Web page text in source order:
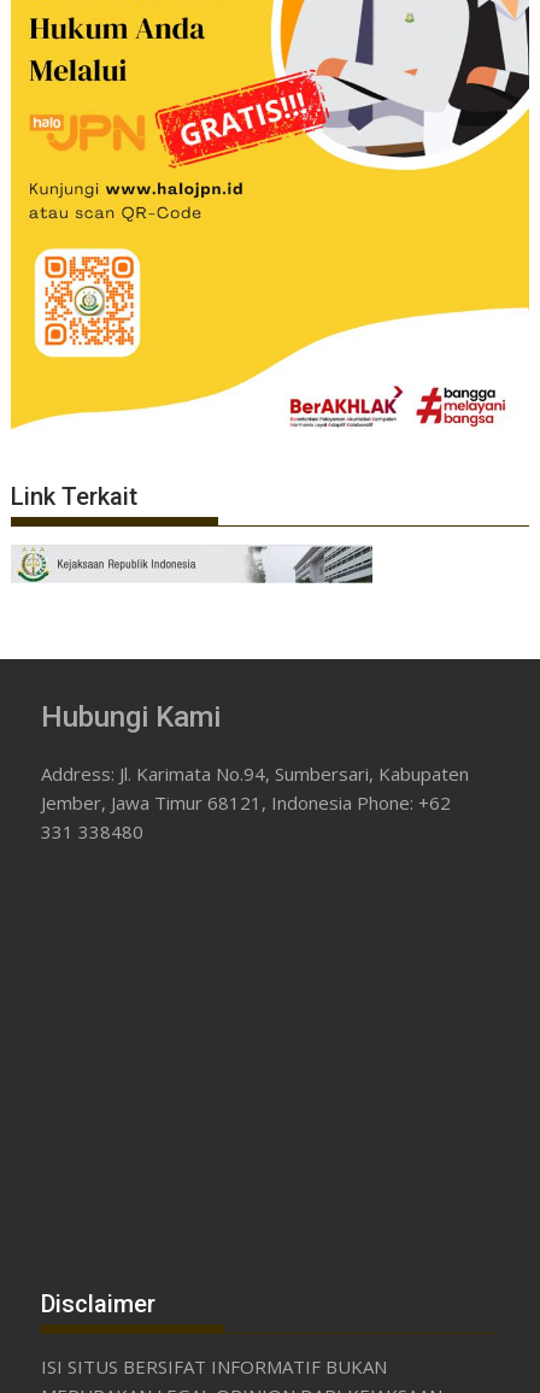
Link Terkait
Hubungi Kami
Address: Jl. Karimata No.94, Sumbersari, Kabupaten
Jember, Jawa Timur 68121, Indonesia Phone: +62
331 338480
Disclaimer
ISI SITUS BERSIFAT INFORMATIF BUKAN